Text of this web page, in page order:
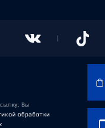
Вы
обработки